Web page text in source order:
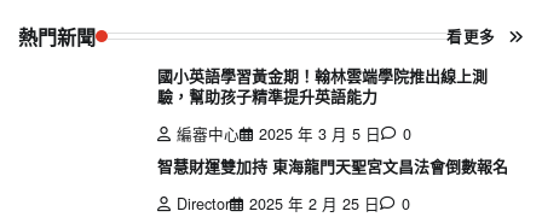
熱門新聞 看更多
國小英語學習黃金期！翰林雲端學院推出線上測
驗，幫助孩子精準提升英語能力
編審中心
2025 年 3 月 5 日
0
智慧財運雙加持 東海龍門天聖宮文昌法會倒數報名
Director
2025 年 2 月 25 日
0